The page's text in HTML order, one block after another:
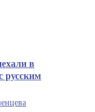
в
русским